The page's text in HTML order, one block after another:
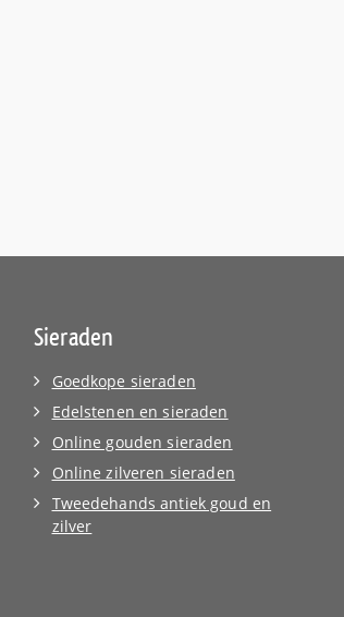
Sieraden
Goedkope sieraden
Edelstenen en sieraden
Online gouden sieraden
Online zilveren sieraden
Tweedehands antiek goud en
zilver